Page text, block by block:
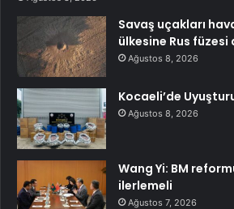
Savaş uçakları
ülkesine Rus füzesi
Ağustos 8, 2026
Kocaeli’de
Ağustos 8, 2026
Wang Yi: BM
ilerlemeli
Ağustos 7, 2026